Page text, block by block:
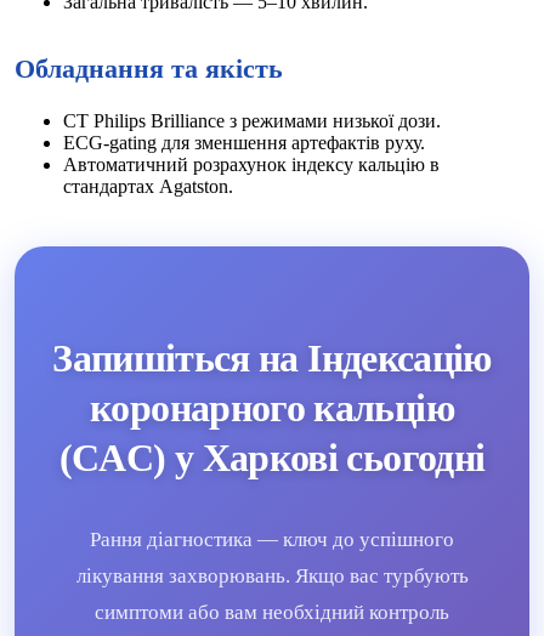
Обладнання та якість
CT Philips Brilliance з режимами низької дози.
ECG‑gating для зменшення артефактів руху.
Автоматичний розрахунок індексу кальцію в
стандартах Agatston.
Запишіться на Індексацію
коронарного кальцію
(CAC) у Харкові сьогодні
Рання діагностика — ключ до успішного
лікування захворювань. Якщо вас турбують
симптоми або вам необхідний контроль